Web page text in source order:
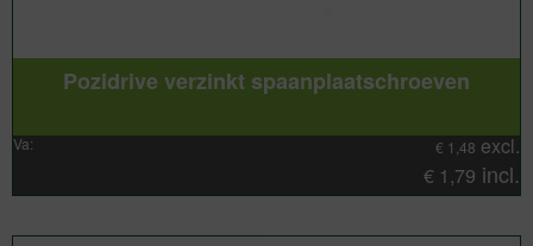
Pozidrive verzinkt spaanplaatschroeven
Va: € 1,48 excl.
€ 1,79 incl.